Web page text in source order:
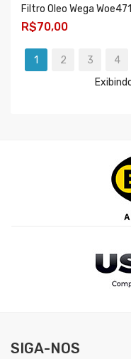
Filtro Oleo Wega
R$70,00
COMPRAR
1 2 3 4
SIGA-NOS